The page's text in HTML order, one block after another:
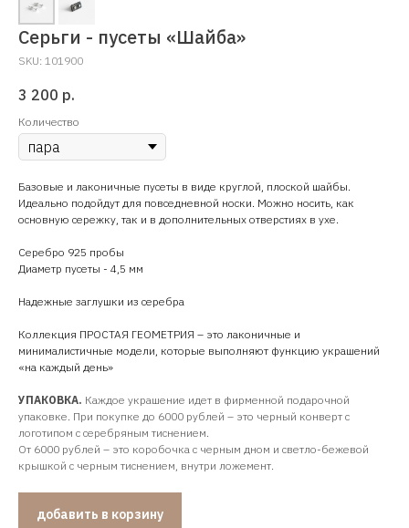
Серьги - пусеты «Шайба»
SKU: 101900
3 200 р.
Количество
Базовые и лаконичные пусеты в виде круглой, плоской шайбы.
Идеально подойдут для повседневной носки. Можно носить, как
основную сережку, так и в дополнительных отверстиях в ухе.
Серебро 925 пробы
Диаметр пусеты - 4,5 мм
Надежные заглушки из серебра
Коллекция ПРОСТАЯ ГЕОМЕТРИЯ – это лаконичные и
минималистичные модели, которые выполняют функцию украшений
«на каждый день»
УПАКОВКА. Каждое украшение идет в фирменной подарочной
упаковке. При покупке до 6000 рублей – это черный конверт с
логотипом с серебряным тиснением.
От 6000 рублей – это коробочка с черным дном и светло-бежевой
крышкой с черным тиснением, внутри ложемент.
добавить в корзину